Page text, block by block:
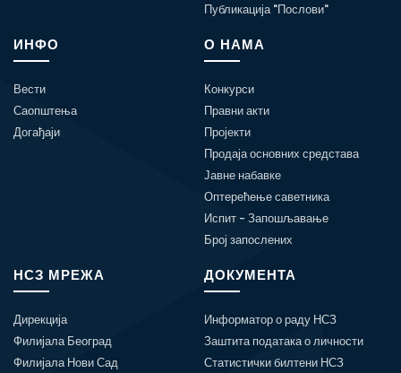
Публикација "Послови"
ИНФО
Вести
Саопштења
Догађаји
О НАМА
Конкурси
Правни акти
Пројекти
Продаја основних средстава
Јавне набавке
Оптерећење саветника
Испит - Запошљавање
Број запослених
НСЗ МРЕЖА
Дирекција
Филијала Београд
Филијала Нови Сад
ДОКУМЕНТА
Информатор о раду НСЗ
Заштита података о личности
Статистички билтени НСЗ